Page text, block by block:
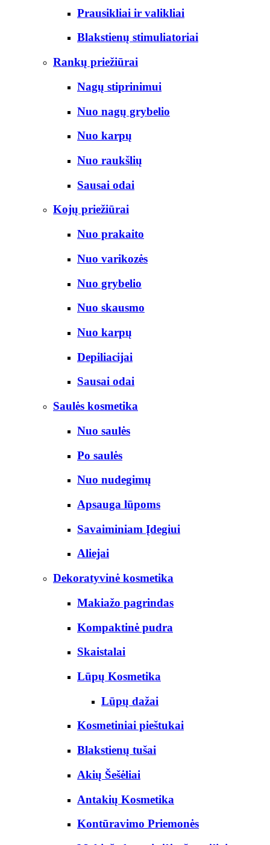
Prausikliai ir valikliai
Blakstienų stimuliatoriai
Rankų priežiūrai
Nagų stiprinimui
Nuo nagų grybelio
Nuo karpų
Nuo raukšlių
Sausai odai
Kojų priežiūrai
Nuo prakaito
Nuo varikozės
Nuo grybelio
Nuo skausmo
Nuo karpų
Depiliacijai
Sausai odai
Saulės kosmetika
Nuo saulės
Po saulės
Nuo nudegimų
Apsauga lūpoms
Savaiminiam Įdegiui
Aliejai
Dekoratyvinė kosmetika
Makiažo pagrindas
Kompaktinė pudra
Skaistalai
Lūpų Kosmetika
Lūpų dažai
Kosmetiniai pieštukai
Blakstienų tušai
Akių Šešėliai
Antakių Kosmetika
Kontūravimo Priemonės